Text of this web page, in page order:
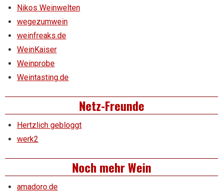
Nikos Weinwelten
wegezumwein
weinfreaks.de
WeinKaiser
Weinprobe
Weintasting.de
Netz-Freunde
Hertzlich gebloggt
werk2
Noch mehr Wein
amadoro.de